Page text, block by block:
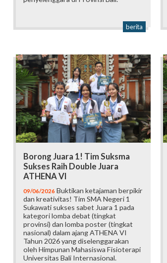
berita
Borong Juara 1! Tim Suksma
Sukses Raih Double Juara
ATHENA VI
09/06/2026 Buktikan ketajaman berpikir
dan kreativitas! Tim SMA Negeri 1
Sukawati sukses sabet Juara 1 pada
kategori lomba debat (tingkat
provinsi) dan lomba poster (tingkat
nasional) dalam ajang ATHENA VI
Tahun 2026 yang diselenggarakan
oleh Himpunan Mahasiswa Fisioterapi
Universitas Bali Internasional.